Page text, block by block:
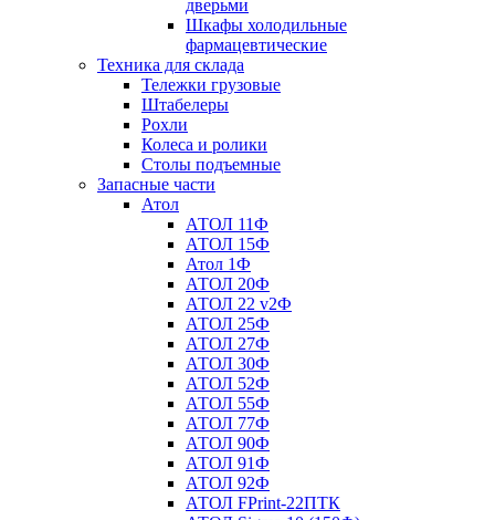
дверьми
Шкафы холодильные
фармацевтические
Техника для склада
Тележки грузовые
Штабелеры
Рохли
Колеса и ролики
Столы подъемные
Запасные части
Атол
АТОЛ 11Ф
АТОЛ 15Ф
Атол 1Ф
АТОЛ 20Ф
АТОЛ 22 v2Ф
АТОЛ 25Ф
АТОЛ 27Ф
АТОЛ 30Ф
АТОЛ 52Ф
АТОЛ 55Ф
АТОЛ 77Ф
АТОЛ 90Ф
АТОЛ 91Ф
АТОЛ 92Ф
АТОЛ FPrint-22ПТК